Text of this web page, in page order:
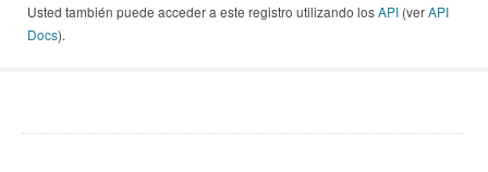
Usted también puede acceder a este registro utilizando losAPI (verAPI
Docs).